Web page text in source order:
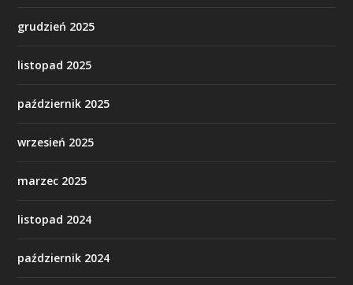
grudzień 2025
listopad 2025
październik 2025
wrzesień 2025
marzec 2025
listopad 2024
październik 2024